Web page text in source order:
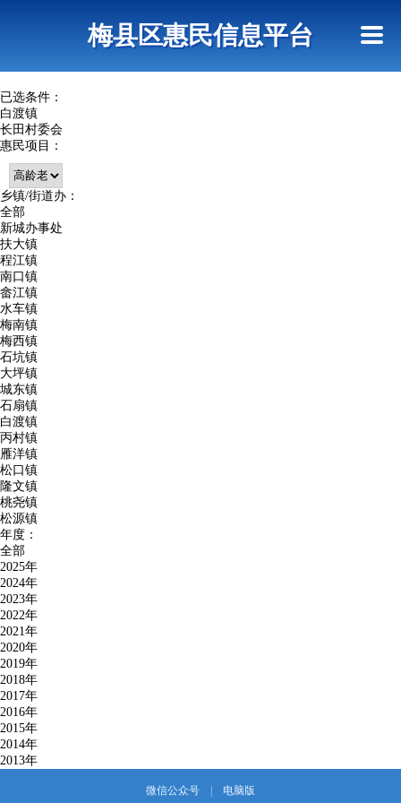
查询指引梅县区惠民信息平台
已选条件：
白渡镇
长田村委会
惠民项目：
乡镇/街道办：
全部
新城办事处
扶大镇
程江镇
南口镇
畲江镇
水车镇
梅南镇
梅西镇
石坑镇
大坪镇
城东镇
石扇镇
白渡镇
丙村镇
雁洋镇
松口镇
隆文镇
桃尧镇
松源镇
年度：
全部
2025年
2024年
2023年
2022年
2021年
2020年
2019年
2018年
2017年
2016年
2015年
2014年
2013年
微信公众号 电脑版